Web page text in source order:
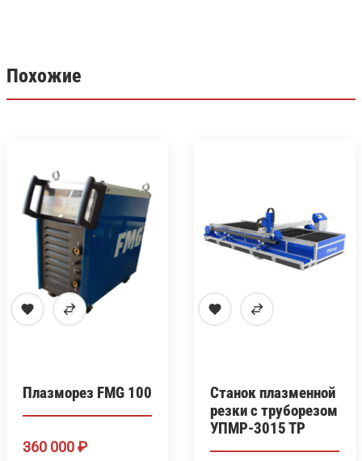
Похожие
Плазморез FMG 100
360 000₽
Станок плазменной
резки с труборезом
УПМР-3015 ТР